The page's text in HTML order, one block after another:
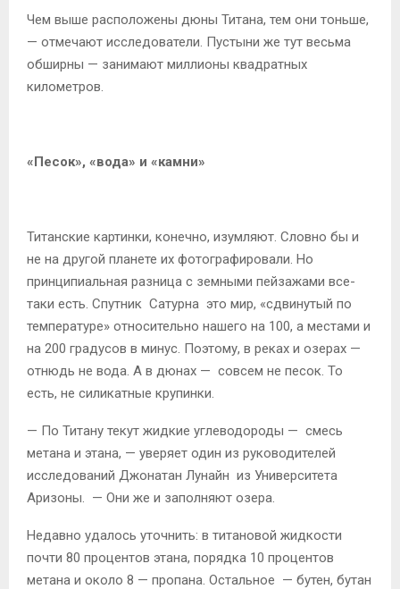
Чем выше расположены дюны Титана, тем они тоньше,
— отмечают исследователи. Пустыни же тут весьма
обширны — занимают миллионы квадратных
километров.
«Песок», «вода» и «камни»
Титанские картинки, конечно, изумляют. Словно бы и
не на другой планете их фотографировали. Но
принципиальная разница с земными пейзажами все-
таки есть. Спутник Сатурна это мир, «сдвинутый по
температуре» относительно нашего на 100, а местами и
на 200 градусов в минус. Поэтому, в реках и озерах —
отнюдь не вода. А в дюнах — совсем не песок. То
есть, не силикатные крупинки.
— По Титану текут жидкие углеводороды — смесь
метана и этана, — уверяет один из руководителей
исследований Джонатан Лунайн из Университета
Аризоны. — Они же и заполняют озера.
Недавно удалось уточнить: в титановой жидкости
почти 80 процентов этана, порядка 10 процентов
метана и около 8 — пропана. Остальное — бутен, бутан